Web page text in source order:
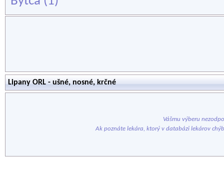
Lipany ORL - ušné, nosné, krčné
Vášmu výberu
Ak poznáte lekára, ktorý v databázi lekárov